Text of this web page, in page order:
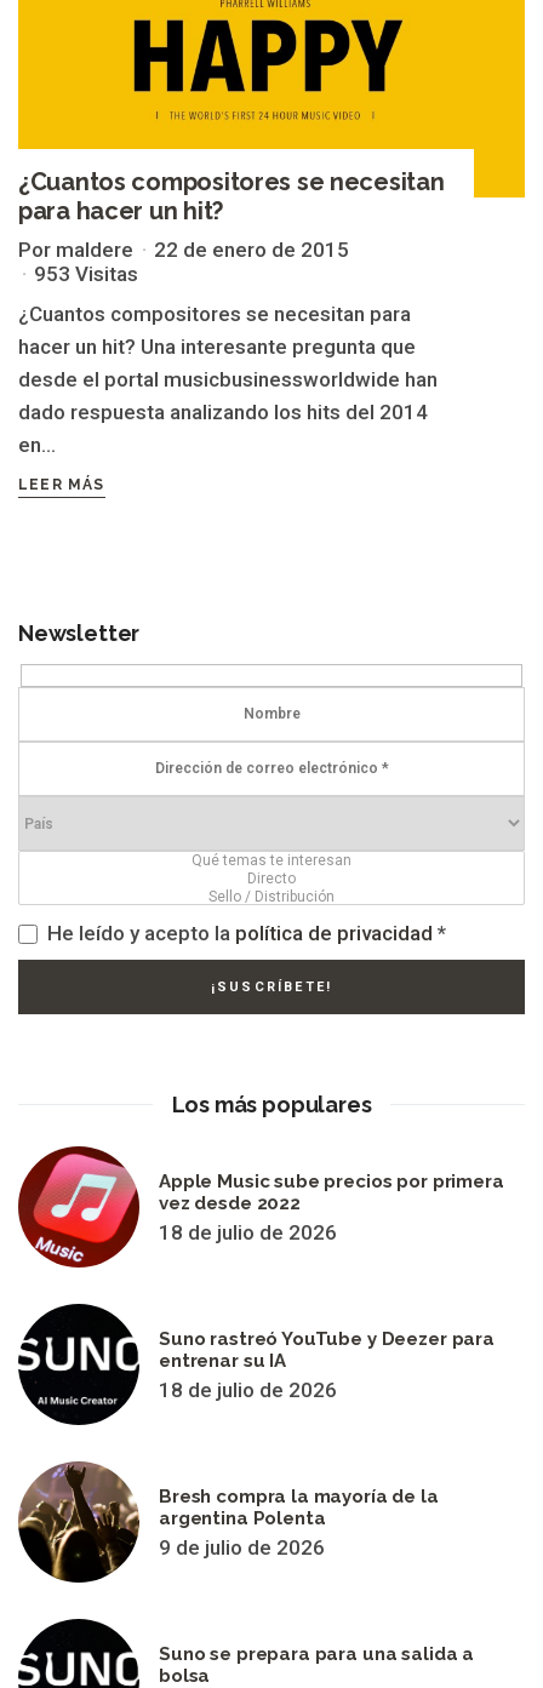
¿Cuantos compositores se necesitan
para hacer un hit?
Por maldere
22 de enero de 2015
953 Visitas
¿Cuantos compositores se necesitan para
hacer un hit? Una interesante pregunta que
desde el portal musicbusinessworldwide han
dado respuesta analizando los hits del 2014
en...
LEER MÁS
Newsletter
He leído y acepto la política de privacidad *
Los más populares
Apple Music sube precios por primera
vez desde 2022
18 de julio de 2026
Suno rastreó YouTube y Deezer para
entrenar su IA
18 de julio de 2026
Bresh compra la mayoría de la
argentina Polenta
9 de julio de 2026
Suno se prepara para una salida a
bolsa